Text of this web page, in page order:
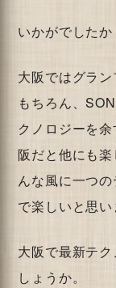
いかがでしたか
大阪ではグラ
もちろん、
クノロジーを
阪だと他にも
んな風に一つ
で楽しいと思い
大阪で最新テ
しょうか。